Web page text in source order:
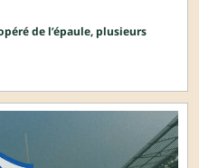
de l’épaule, plusieurs